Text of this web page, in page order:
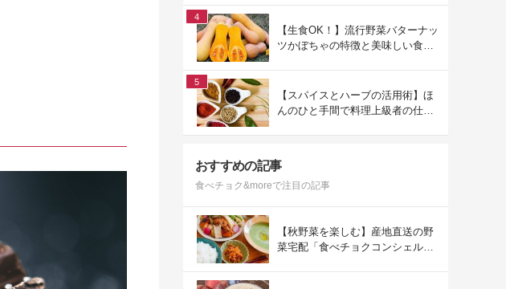
4
【生食OK！】流行野菜バターナッ
ツかぼちゃの特徴と美味しい食べ
5
【スパイスとハーブの活用術】ほ
んのひと手間で料理上級者の仕上
おすすめの記事
食べチョク&moreで注目の記事
【秋野菜を楽しむ】産地直送の野
菜宅配「食べチョクコンシェルジ